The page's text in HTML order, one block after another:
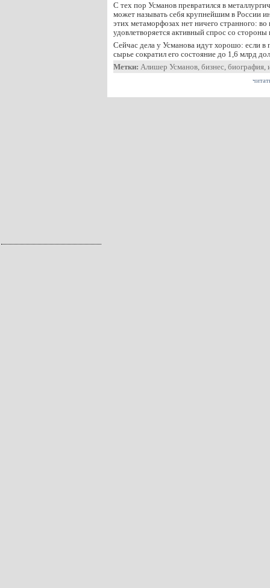
С тех пор Усманов превратился в
может называть себя крупнейшим в России
этих метаморфозах нет ничего странного: во
удовлетворяется активный спрос со стороны
Сейчас дела у Усманова идут хорошо: если в
сырье сократил его состояние до 1,6 млрд
Метки: Алишер Усманов, бизнес, биография,